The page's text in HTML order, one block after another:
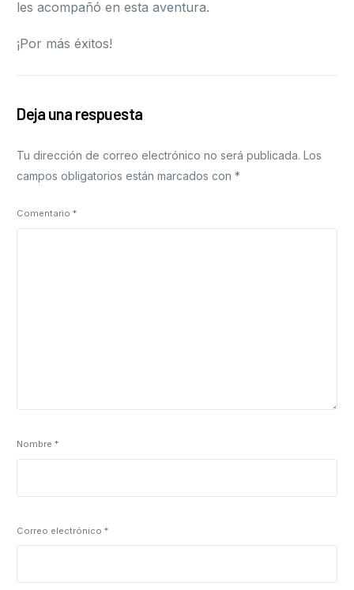
les acompañó en esta aventura.
¡Por más éxitos!
Deja una respuesta
Tu dirección de correo electrónico no será publicada. Los
campos obligatorios están marcados con*
Comentario*
Nombre*
Correo electrónico*